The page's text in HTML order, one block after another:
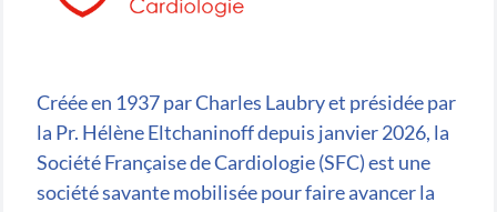
Créée en 1937 par Charles Laubry et présidée par
la Pr. Hélène Eltchaninoff depuis janvier 2026, la
Société Française de Cardiologie (SFC) est une
société savante mobilisée pour faire avancer la